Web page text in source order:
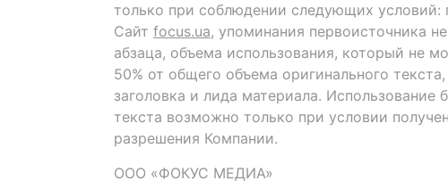
только при соблюдении следующих условий:
Сайт focus.ua, упоминания первоисточника
абзаца, объема использования, который не
50% от общего объема оригинального
заголовка и лида материала. Использование
текста возможно только при условии
разрешения Компании.
ООО «ФОКУС МЕДИА»